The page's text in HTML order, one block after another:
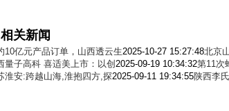
相关新闻
10亿元产品订单，山西透云生2025-10-27 15:27:48北京
量子高科 喜适美上市：以创 2025-09-19 10:34:32第11次
淮安:跨越山海,淮抱四方,探2025-09-11 19:34:55陕西李